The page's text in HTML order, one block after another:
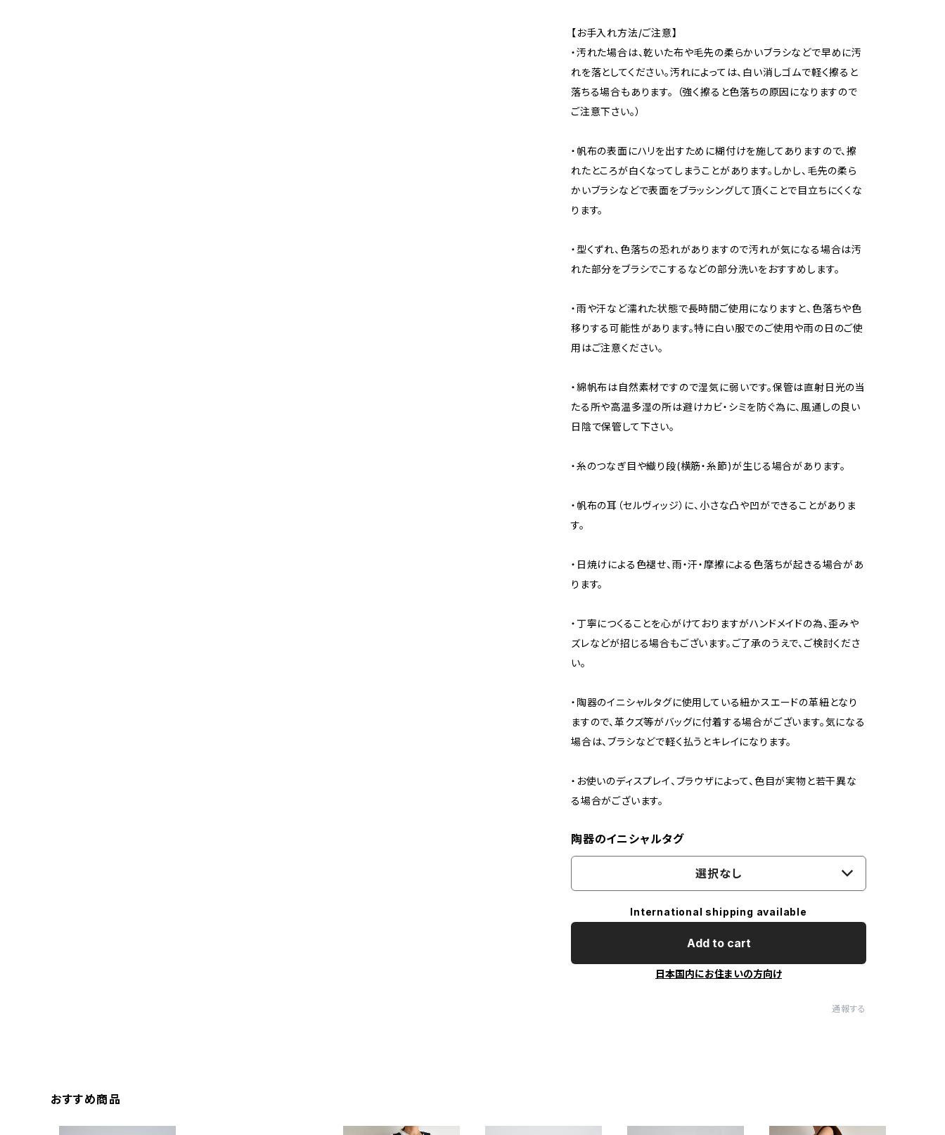
【お手入れ方法/ご注意】
・汚れた場合は、乾いた布や毛先の柔らかいブラシなどで早めに汚
れを落としてください。汚れによっては、白い消しゴムで軽く擦ると
落ちる場合もあります。 （強く擦ると色落ちの原因になりますので
ご注意下さい。）
・帆布の表面にハリを出すために糊付けを施してありますので、擦
れたところが白くなってしまうことがあります。しかし、毛先の柔ら
かいブラシなどで表面をブラッシングして頂くことで目立ちにくくな
ります。
・型くずれ、色落ちの恐れがありますので汚れが気になる場合は汚
れた部分をブラシでこするなどの部分洗いをおすすめします。
・雨や汗など濡れた状態で長時間ご使用になりますと、色落ちや色
移りする可能性があります。特に白い服でのご使用や雨の日のご使
用はご注意ください。
・綿帆布は自然素材ですので湿気に弱いです。保管は直射日光の当
たる所や高温多湿の所は避けカビ・シミを防ぐ為に、風通しの良い
日陰で保管して下さい。
・糸のつなぎ目や織り段(横筋・糸節)が生じる場合があります。
・帆布の耳（セルヴィッジ）に、小さな凸や凹ができることがありま
す。
・日焼けによる色褪せ、雨・汗・摩擦による色落ちが起きる場合があ
ります。
・丁寧につくることを心がけておりますがハンドメイドの為、歪みや
ズレなどが招じる場合もございます。ご了承のうえで、ご検討くださ
い。
・陶器のイニシャルタグに使用している紐かスエードの革紐となり
ますので、革クズ等がバッグに付着する場合がございます。気になる
場合は、ブラシなどで軽く払うとキレイになります。
・お使いのディスプレイ、ブラウザによって、色目が実物と若干異な
る場合がございます。
陶器のイニシャルタグ
選択なし
International shipping available
Add to cart
日本国内にお住まいの方向け
通報する
おすすめ商品